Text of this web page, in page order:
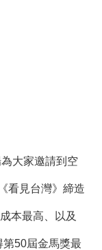
大家邀請到空
看見台灣》締造
本最高、以及
50屆金馬獎最